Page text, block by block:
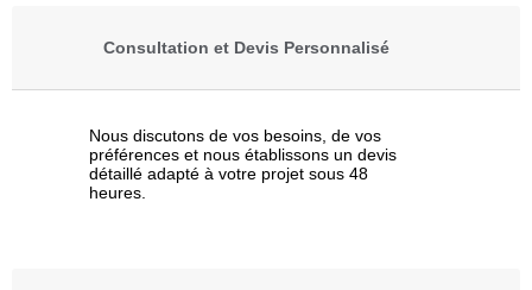
Consultation et Devis Personnalisé
Nous discutons de vos besoins, de vos
préférences et nous établissons un devis
détaillé adapté à votre projet sous 48
heures.